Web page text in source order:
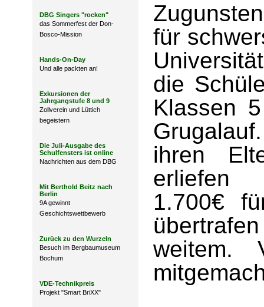
DBG Singers "rocken"
das Sommerfest der Don-
Bosco-Mission
Hands-On-Day
Und alle packten an!
Exkursionen der
Jahrgangstufe 8 und 9
Zollverein und Lüttich
begeistern
Die Juli-Ausgabe des
Schulfensters ist online
Nachrichten aus dem DBG
Mit Berthold Beitz nach
Berlin
9A gewinnt
Geschichtswettbewerb
Zurück zu den Wurzeln
Besuch im Bergbaumuseum
Bochum
VDE-Technikpreis
Projekt "Smart BriXX"
für
die
Klassen
ihren
erliefen
1.700€
weitem.